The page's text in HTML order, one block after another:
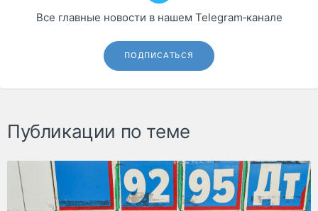
Все главные новости в нашем Telegram‑канале
ПОДПИСАТЬСЯ
Публикации по теме